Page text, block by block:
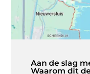
Aan de slag
Waarom dit